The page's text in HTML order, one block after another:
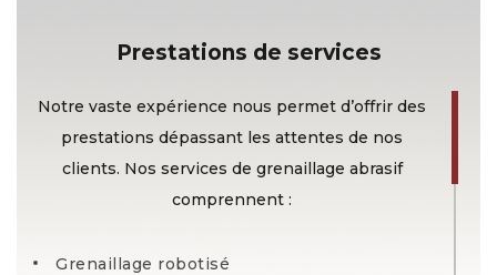
Prestations de services
Notre vaste expérience nous permet d’offrir des
prestations dépassant les attentes de nos
clients. Nos services de grenaillage abrasif
comprennent :
Grenaillage robotisé